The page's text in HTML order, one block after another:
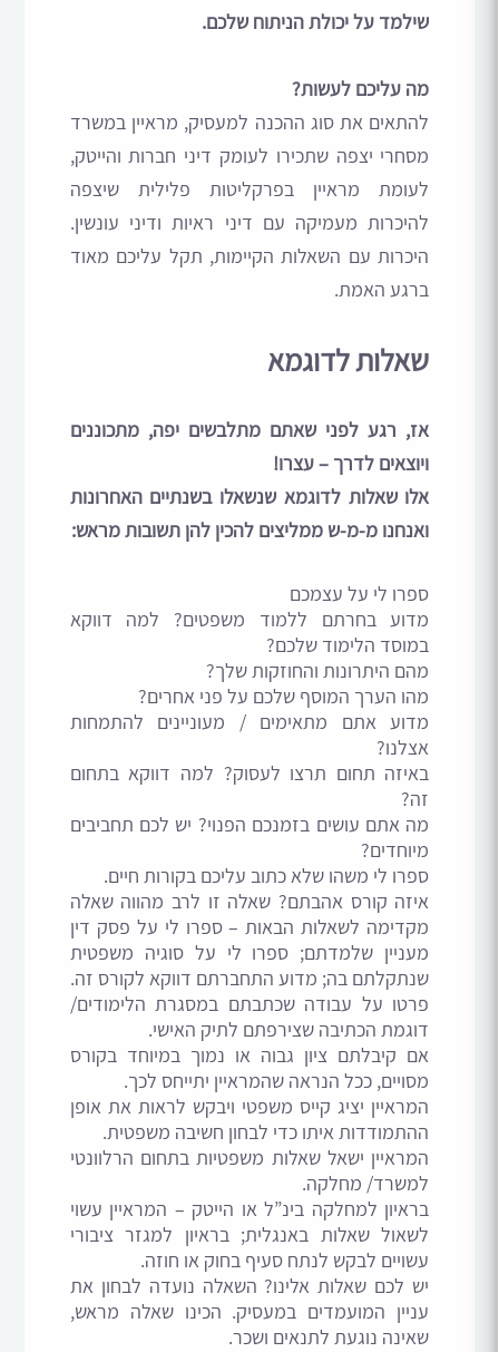
שילמד על יכולת הניתוח שלכם.
מה עליכם לעשות?
להתאים את סוג ההכנה למעסיק, מראיין במשרד
מסחרי יצפה שתכירו לעומק דיני חברות והייטק,
לעומת מראיין בפרקליטות פלילית שיצפה
להיכרות מעמיקה עם דיני ראיות ודיני עונשין.
היכרות עם השאלות הקיימות, תקל עליכם מאוד
ברגע האמת.
שאלות לדוגמא
אז, רגע לפני שאתם מתלבשים יפה, מתכוננים
ויוצאים לדרך – עצרו!
אלו שאלות לדוגמא שנשאלו בשנתיים האחרונות
ואנחנו מ-מ-ש ממליצים להכין להן תשובות מראש:
ספרו לי על עצמכם
מדוע בחרתם ללמוד משפטים? למה דווקא
במוסד הלימוד שלכם?
מהם היתרונות והחוזקות שלך?
מהו הערך המוסף שלכם על פני אחרים?
מדוע אתם מתאימים / מעוניינים להתמחות
אצלנו?
באיזה תחום תרצו לעסוק? למה דווקא בתחום
זה?
מה אתם עושים בזמנכם הפנוי? יש לכם תחביבים
מיוחדים?
ספרו לי משהו שלא כתוב עליכם בקורות חיים.
איזה קורס אהבתם? שאלה זו לרב מהווה שאלה
מקדימה לשאלות הבאות – ספרו לי על פסק דין
מעניין שלמדתם; ספרו לי על סוגיה משפטית
שנתקלתם בה; מדוע התחברתם דווקא לקורס זה.
פרטו על עבודה שכתבתם במסגרת הלימודים/
דוגמת הכתיבה שצירפתם לתיק האישי.
אם קיבלתם ציון גבוה או נמוך במיוחד בקורס
מסויים, ככל הנראה שהמראיין יתייחס לכך.
המראיין יציג קייס משפטי ויבקש לראות את אופן
ההתמודדות איתו כדי לבחון חשיבה משפטית.
המראיין ישאל שאלות משפטיות בתחום הרלוונטי
למשרד/ מחלקה.
בראיון למחלקה בינ”ל או הייטק – המראיין עשוי
לשאול שאלות באנגלית; בראיון למגזר ציבורי
עשויים לבקש לנתח סעיף בחוק או חוזה.
יש לכם שאלות אלינו? השאלה נועדה לבחון את
עניין המועמדים במעסיק. הכינו שאלה מראש,
שאינה נוגעת לתנאים ושכר.